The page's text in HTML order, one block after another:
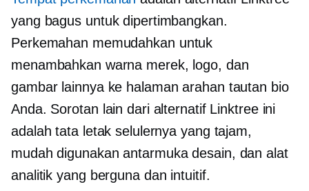
yang bagus untuk dipertimbangkan.
Perkemahan memudahkan untuk
menambahkan warna merek, logo, dan
gambar lainnya ke halaman arahan tautan bio
Anda. Sorotan lain dari alternatif Linktree ini
adalah tata letak selulernya yang tajam,
mudah digunakan antarmuka desain, dan alat
analitik yang berguna dan intuitif.